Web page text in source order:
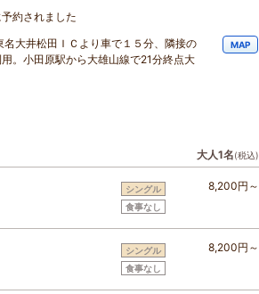
約されました
名大井松田ＩＣより車で１５分、隣接の
。小田原駅から大雄山線で21分終点大
MAP
大人1名(税込)
シングル
食事なし
8,200円～
シングル
食事なし
8,200円～